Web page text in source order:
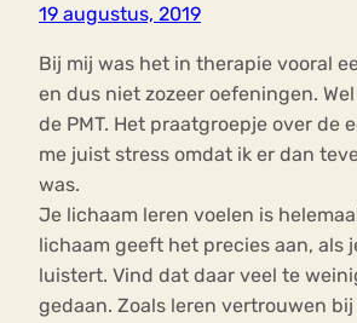
19 augustus, 2019
Bij mij was het in therapie vooral
en dus niet zozeer oefeningen.
de PMT. Het praatgroepje over de
me juist stress omdat ik er dan
was.
Je lichaam leren voelen is
lichaam geeft het precies aan, als
luistert. Vind dat daar veel te
gedaan. Zoals leren vertrouwen